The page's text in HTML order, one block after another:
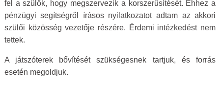
fel a szülők, hogy megszervezik a korszerűsítését. Ehhez a
pénzügyi segítségről írásos nyilatkozatot adtam az akkori
szülői közösség vezetője részére. Érdemi intézkedést nem
tettek.
A játszóterek bővítését szükségesnek tartjuk, és forrás
esetén megoldjuk.